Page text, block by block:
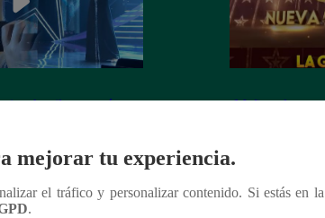
Aguilera cantó
¡Mañana lunes
mejorar tu experiencia.
el tráfico y personalizar contenido. Si estás en
.